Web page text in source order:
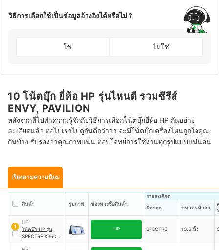
วิธีการเลือกใช้เป็นข้อมูลอ้างอิงได้หรือไม่ ?
ใช่ ไม่ใช่
10 โน้ตบุ๊ก ยี่ห้อ HP รุ่นไหนดี รวมซีรีส์
ENVY, PAVILION
หลังจากที่ไปทำความรู้จักกับวิธีการเลือกโน้ตบุ๊กยี่ห้อ HP กันอย่าง
ละเอียดแล้ว ต่อไปเราไปดูกันดีกว่าว่า จะมีโน้ตบุ๊กเครื่องไหนถูกใจคุณ
กันบ้าง รับรองว่าคุณภาพแน่น ตอบโจทย์การใช้งานทุกรูปแบบแน่นอน
เรียงตามความนิยม
สินค้า รูปภาพ ช่องทางซื้อสินค้า
รายละเอียด
Series
ขนาดหน้าจอ
1
HP
โน้ตบุ๊ก HP รุ่น
SPECTRE X360
HP SPECTRE 13.5 นิ้ว